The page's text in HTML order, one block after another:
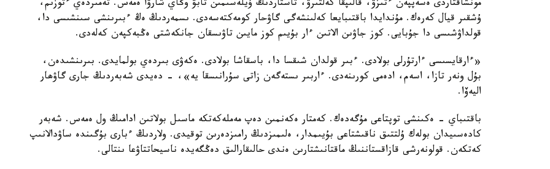
مونشاقتاردى ەسەپپەن ءتىزۋ، قالىپقا كەلتىرۋ، تاستاردىڭ ۇيلەسىمىن تابۋ وڭاي شارۋا ەمەس. تەمىردەي ءتوزىم،
ۇشقىر قيال كەرەك. مۇندايدا باقتىبايعا كەلىنشەگى گاۋحار كومەكتەسەدى. ىسمەردىڭ ەڭ ءبىرىنشى سىنشىسى دا،
قولداۋشىسى دا جۇبايى. كوز جاۋىن الاتىن ءار بۇيىم كوز مايىن تاۋىسقان جانكەشتى ەڭبەكپەن كەلەدى.
«ءارقايسىسى ءارتۇرلى بولادى. ءبىر قولدان شىقسا دا، باسقاشا بولادى. ەكەۋى بىردەي بولمايدى. بىرىنشىدەن،
بۇل ونەر تازا، اسەم، ادەمى كورىنەدى. ءاربىر ىستەگەن زاتى سۇرانىسقا يە»، - دەيدى شەبەردىڭ جارى گاۋھار
اليەۆا.
باقتىباي - ەكىنشى توپتاعى مۇگەدەك. كەمتار ەكەنمىن دەپ مەملەكەتكە ماسىل بولاتىن ادامىڭ ول ەمەس. شەبەر
كادەسىيدان بولەك ۇلتتىق ناقىشتاعى بۇيىمدار، ەلىمىزدىڭ رامىزدەرىن توقيدى. ولاردىڭ ءبارى بۇگىندە ساۋدالانىپ
كەتكەن. قولونەرشى قازاقستاننىڭ ماقتانىشتارىن ەندى حالىقارالىق دەڭگەيدە ناسيحاتتاۋعا ىنتالى.